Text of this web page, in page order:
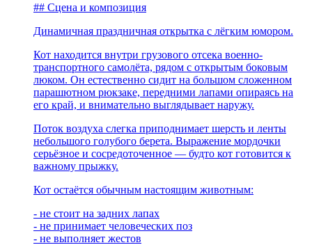
## Сцена и композиция
Динамичная праздничная открытка с лёгким юмором.
Кот находится внутри грузового отсека военно-
транспортного самолёта, рядом с открытым боковым
люком. Он естественно сидит на большом сложенном
парашютном рюкзаке, передними лапами опираясь на
его край, и внимательно выглядывает наружу.
Поток воздуха слегка приподнимает шерсть и ленты
небольшого голубого берета. Выражение мордочки
серьёзное и сосредоточенное — будто кот готовится к
важному прыжку.
Кот остаётся обычным настоящим животным:
- не стоит на задних лапах
- не принимает человеческих поз
- не выполняет жестов